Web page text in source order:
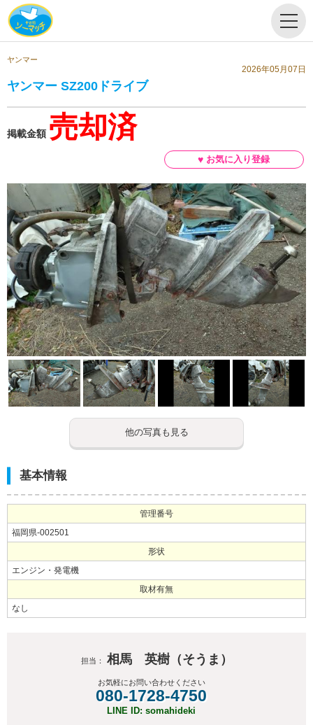
ヤンマー
2026年05月07日
ヤンマー SZ200ドライブ
掲載金額 売却済
他の写真も見る
基本情報
管理番号
福岡県-002501
形状
エンジン・発電機
取材有無
なし
担当： 相馬 英樹（そうま）
お気軽にお問い合わせください
080-1728-4750
LINE ID: somahideki